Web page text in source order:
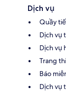
Dịch vụ
Quầy
Dịch vụ
Dịch vụ
Trang
Báo
Dịch vụ